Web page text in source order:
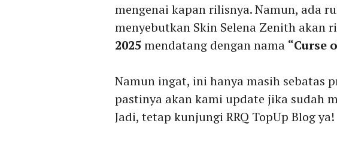
mengenai kapan rilisnya. Namun, ada
menyebutkan Skin Selena Zenith akan
2025 mendatang dengan nama “Curse
Namun ingat, ini hanya masih sebatas
pastinya akan kami update jika sudah
Jadi, tetap kunjungi RRQ TopUp Blog ya!